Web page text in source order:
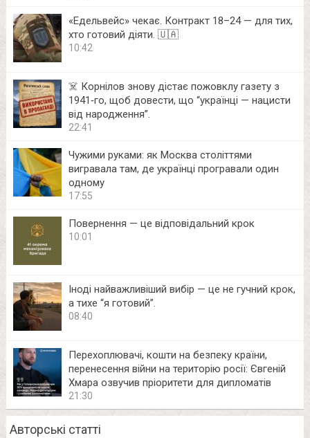
«Едельвейс» чекає. Контракт 18–24 — для тих,
хто готовий діяти. 🇺🇦
10:42
☠️ Корнілов знову дістає пожовклу газету з
1941‑го, щоб довести, що “українці — нацисти
від народження”.
22:41
Чужими руками: як Москва століттями
вигравала там, де українці програвали один
одному
17:55
Повернення — це відповідальний крок
10:01
Іноді найважливіший вибір — це не гучний крок,
а тихе “я готовий”.
08:40
Перехоплювачі, кошти на безпеку країни,
перенесення війни на територію росії: Євгеній
Хмара озвучив пріоритети для дипломатів
21:30
Авторські статті